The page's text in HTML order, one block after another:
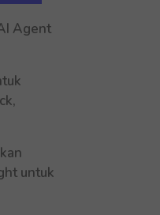
Agent
untuk